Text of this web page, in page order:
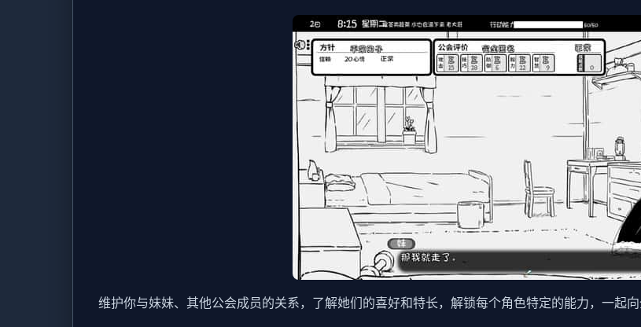
维护你与妹妹、其他公会成员的关系，了解她们的喜好和特长，解锁每个角色特定的能力，一起向